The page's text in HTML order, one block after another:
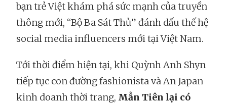
bạn trẻ Việt khám phá sức mạnh của truyền
thông mới, “Bộ Ba Sát Thủ” đánh dấu thế hệ
social media influencers mới tại Việt Nam.
Tới thời điểm hiện tại, khi Quỳnh Anh Shyn
tiếp tục con đường fashionista và An Japan
kinh doanh thời trang, Mẫn Tiên lại có